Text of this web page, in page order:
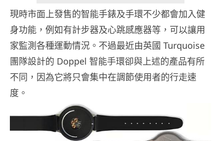
現時市面上發售的智能手錶及手環不少都會加入健
身功能，例如有計步器及心跳感應器等，可以讓用
家監測各種運動情況。不過最近由英國 Turquoise
團隊設計的 Doppel 智能手環卻與上述的產品有所
不同，因為它將只會集中在調節使用者的行走速
度。